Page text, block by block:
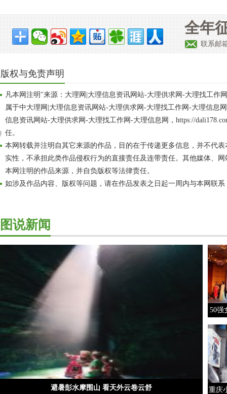
全年
联系邮
版权与免责声明
凡本网注明"来源：大理网|大理信息资讯网站-大理供求网-大理找工作
属于中大理网|大理信息资讯网站-大理供求网-大理找工作网-大理信息
信息资讯网站-大理供求网-大理找工作网-大理信息网，https://
任。
本网转载并注明自其它来源的作品，目的在于传递更多信息，并不代
实性，不承担此类作品侵权行为的直接责任及连带责任。其他媒体、
本网注明的作品来源，并自负版权等法律责任。
如涉及作品内容、版权等问题，请在作品发表之日起一周内与本网联
图说新闻
避暑彭水摩围山 看天外云卷云舒
50强
重庆